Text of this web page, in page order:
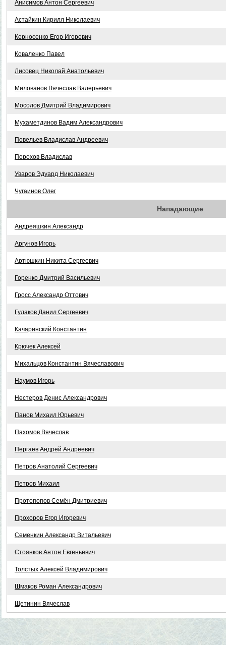
Анисимов Антон Сергеевич
Астайкин Кирилл Николаевич
Керносенко Егор Игоревич
Коваленко Павел
Лисовец Николай Анатольевич
Милованов Вячеслав Валерьевич
Мосолов Дмитрий Владимирович
Мухаметдинов Вадим Александрович
Повельев Владислав Андреевич
Порохов Владислав
Уваров Эдуард Николаевич
Чугаинов Олег
Нападающие
Андреяшкин Александр
Аргунов Игорь
Артюшкин Никита Сергеевич
Горенко Дмитрий Васильевич
Гросс Александр Оттович
Гулаков Данил Сергеевич
Качаринский Константин
Крючек Алексей
Михальцов Константин Вячеславович
Наумов Игорь
Нестеров Денис Александрович
Панов Михаил Юрьевич
Пахомов Вячеслав
Пергаев Андрей Андреевич
Петров Анатолий Сергеевич
Петров Михаил
Протопопов Семён Дмитриевич
Прохоров Егор Игоревич
Семенкин Александр Витальевич
Стоянков Антон Евгеньевич
Толстых Алексей Владимирович
Шмаков Роман Александрович
Щетинин Вячеслав